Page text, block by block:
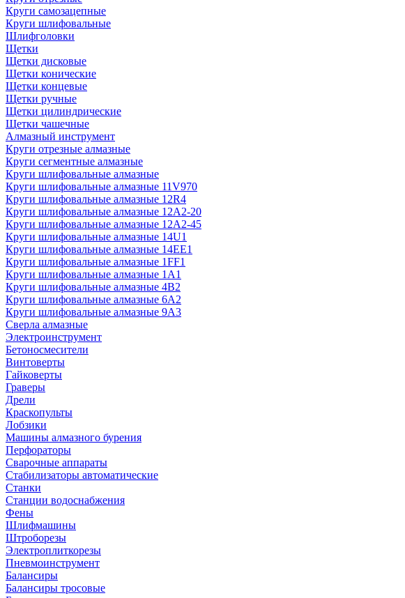
Круги самозацепные
Круги шлифовальные
Шлифголовки
Щетки
Щетки дисковые
Щетки конические
Щетки концевые
Щетки ручные
Щетки цилиндрические
Щетки чашечные
Алмазный инструмент
Круги отрезные алмазные
Круги сегментные алмазные
Круги шлифовальные алмазные
Круги шлифовальные алмазные 11V970
Круги шлифовальные алмазные 12R4
Круги шлифовальные алмазные 12А2-20
Круги шлифовальные алмазные 12А2-45
Круги шлифовальные алмазные 14U1
Круги шлифовальные алмазные 14ЕЕ1
Круги шлифовальные алмазные 1FF1
Круги шлифовальные алмазные 1А1
Круги шлифовальные алмазные 4В2
Круги шлифовальные алмазные 6A2
Круги шлифовальные алмазные 9А3
Сверла алмазные
Электроинструмент
Бетоносмесители
Винтоверты
Гайковерты
Граверы
Дрели
Краскопульты
Лобзики
Машины алмазного бурения
Перфораторы
Сварочные аппараты
Стабилизаторы автоматические
Станки
Станции водоснабжения
Фены
Шлифмашины
Штроборезы
Электроплиткорезы
Пневмоинструмент
Балансиры
Балансиры тросовые